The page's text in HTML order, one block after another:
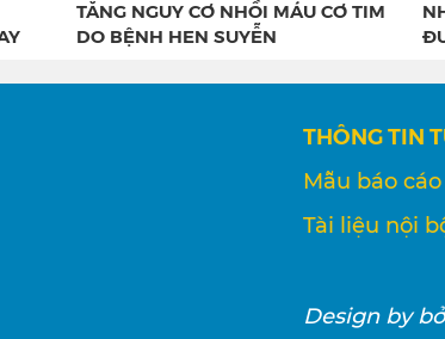
TĂNG NGUY CƠ NHỒI MÁU CƠ TIM
DO BỆNH HEN SUYỄN
THÔNG TIN
Mẫu báo
Tài liệu nội
Designby